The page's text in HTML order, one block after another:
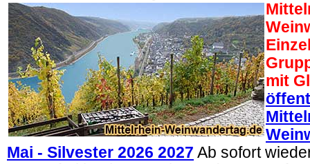
mit
Mai - Silvester 2026 2027 Ab sofort